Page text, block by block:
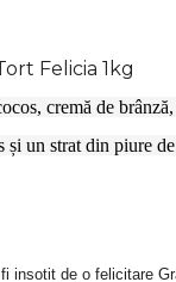
Felicia 1kg
cremă de
și un strat din piure
insotit de o felicitare